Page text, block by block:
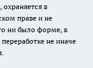
в
праве и не
ни было форме, в
не иначе